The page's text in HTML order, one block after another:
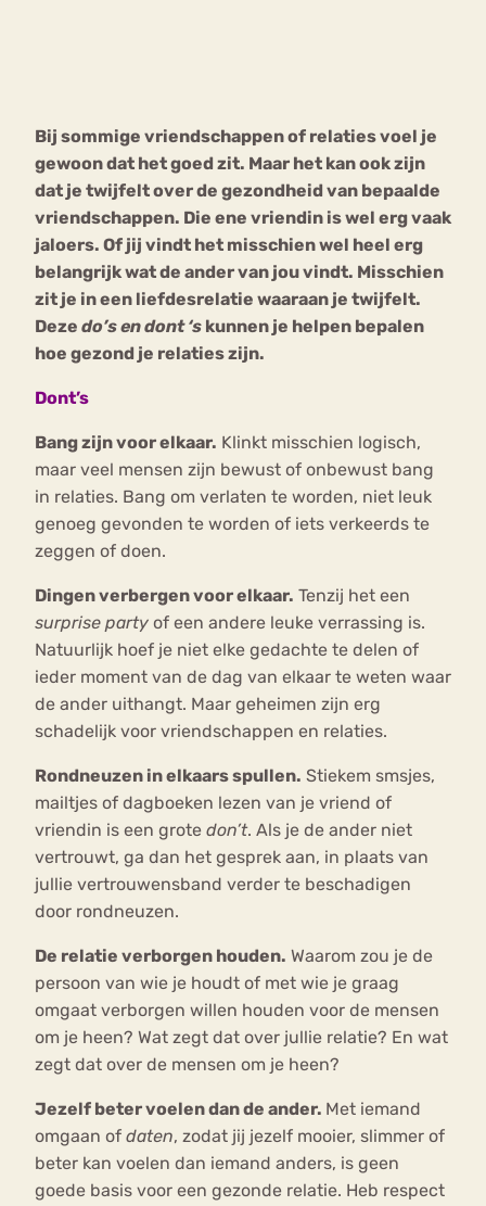
Bij sommige vriendschappen of relaties voel je
gewoon dat het goed zit. Maar het kan ook zijn
dat je twijfelt over de gezondheid van bepaalde
vriendschappen. Die ene vriendin is wel erg vaak
jaloers. Of jij vindt het misschien wel heel erg
belangrijk wat de ander van jou vindt. Misschien
zit je in een liefdesrelatie waaraan je twijfelt.
Deze do’s en dont ‘s kunnen je helpen bepalen
hoe gezond je relaties zijn.
Dont’s
Bang zijn voor elkaar. Klinkt misschien logisch,
maar veel mensen zijn bewust of onbewust bang
in relaties. Bang om verlaten te worden, niet leuk
genoeg gevonden te worden of iets verkeerds te
zeggen of doen.
Dingen verbergen voor elkaar. Tenzij het een
surprise party of een andere leuke verrassing is.
Natuurlijk hoef je niet elke gedachte te delen of
ieder moment van de dag van elkaar te weten waar
de ander uithangt. Maar geheimen zijn erg
schadelijk voor vriendschappen en relaties.
Rondneuzen in elkaars spullen. Stiekem smsjes,
mailtjes of dagboeken lezen van je vriend of
vriendin is een grote don’t. Als je de ander niet
vertrouwt, ga dan het gesprek aan, in plaats van
jullie vertrouwensband verder te beschadigen
door rondneuzen.
De relatie verborgen houden. Waarom zou je de
persoon van wie je houdt of met wie je graag
omgaat verborgen willen houden voor de mensen
om je heen? Wat zegt dat over jullie relatie? En wat
zegt dat over de mensen om je heen?
Jezelf beter voelen dan de ander. Met iemand
omgaan of daten, zodat jij jezelf mooier, slimmer of
beter kan voelen dan iemand anders, is geen
goede basis voor een gezonde relatie. Heb respect
Forum
osa
Eetbuien Piekeren Sport
Trauma
Orthorexia
Afvallen Angst